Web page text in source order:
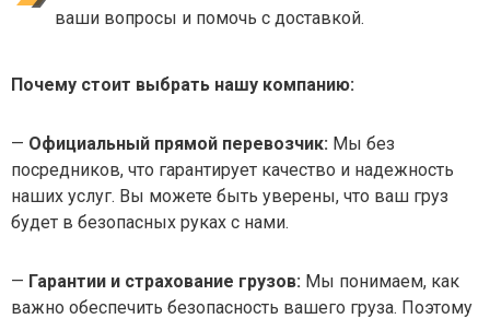
ваши вопросы и помочь с доставкой.
Почему стоит выбрать нашу компанию:
— Официальный прямой перевозчик: Мы без
посредников, что гарантирует качество и надежность
наших услуг. Вы можете быть уверены, что ваш груз
будет в безопасных руках с нами.
— Гарантии и страхование грузов: Мы понимаем, как
важно обеспечить безопасность вашего груза. Поэтому